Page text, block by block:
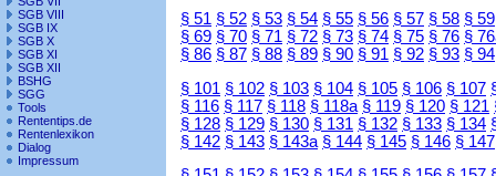
SGB VIII
SGB IX
SGB X
SGB XI
SGB XII
BSHG
SGG
Tools
Rententips.de
Rentenlexikon
Dialog
Impressum
§ 51 § 52 § 53 § 54 § 55 § 56 § 57 § 58 § 59
§ 69 § 70 § 71 § 72 § 73 § 74 § 75 § 76 §
§ 86 § 87 § 88 § 89 § 90 § 91 § 92 § 93 § 94
§ 101 § 102 § 103 § 104 § 105 § 106 § 107
§ 116 § 117 § 118 § 118a § 119 § 120 § 121
§ 128 § 129 § 130 § 131 § 132 § 133 § 134
§ 142 § 143 § 143a § 144 § 145 § 146 § 147